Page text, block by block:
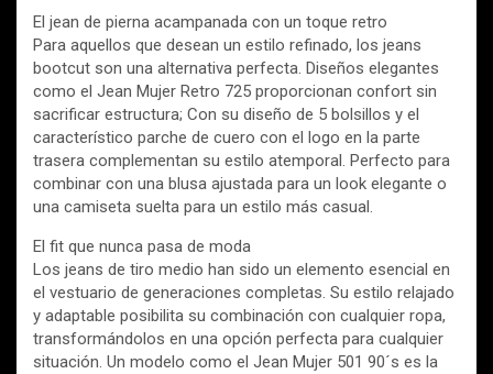
El jean de pierna acampanada con un toque retro
Para aquellos que desean un estilo refinado, los jeans
bootcut son una alternativa perfecta. Diseños elegantes
como el Jean Mujer Retro 725 proporcionan confort sin
sacrificar estructura; Con su diseño de 5 bolsillos y el
característico parche de cuero con el logo en la parte
trasera complementan su estilo atemporal. Perfecto para
combinar con una blusa ajustada para un look elegante o
una camiseta suelta para un estilo más casual.
El fit que nunca pasa de moda
Los jeans de tiro medio han sido un elemento esencial en
el vestuario de generaciones completas. Su estilo relajado
y adaptable posibilita su combinación con cualquier ropa,
transformándolos en una opción perfecta para cualquier
situación. Un modelo como el Jean Mujer 501 90´s es la